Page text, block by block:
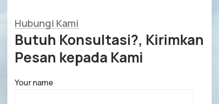
Hubungi Kami
Butuh Konsultasi?, Kirimkan
Pesan kepada Kami
Your name